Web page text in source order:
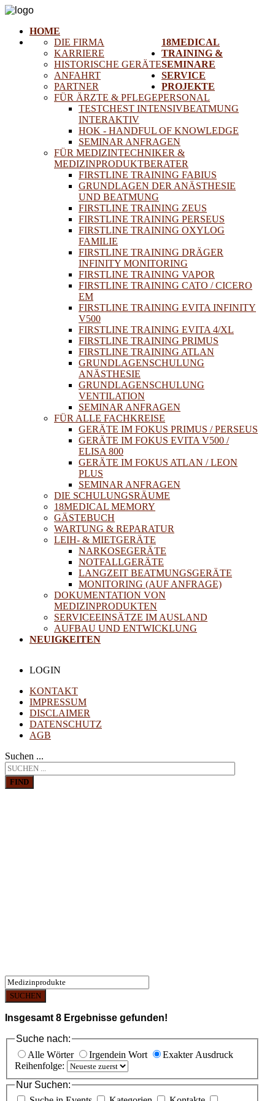
HOME
18MEDICAL
DIE FIRMA
KARRIERE
HISTORISCHE GERÄTE
ANFAHRT
PARTNER
TRAINING &
SEMINARE
FÜR ÄRZTE & PFLEGEPERSONAL
TESTCHEST INTENSIVBEATMUNG
INTERAKTIV
HOK - HANDFUL OF KNOWLEDGE
SEMINAR ANFRAGEN
FÜR MEDIZINTECHNIKER &
MEDIZINPRODUKTBERATER
FIRSTLINE TRAINING FABIUS
GRUNDLAGEN DER ANÄSTHESIE
UND BEATMUNG
FIRSTLINE TRAINING ZEUS
FIRSTLINE TRAINING PERSEUS
FIRSTLINE TRAINING OXYLOG
FAMILIE
FIRSTLINE TRAINING DRÄGER
INFINITY MONITORING
FIRSTLINE TRAINING VAPOR
FIRSTLINE TRAINING CATO / CICERO
EM
FIRSTLINE TRAINING EVITA INFINITY
V500
FIRSTLINE TRAINING EVITA 4/XL
FIRSTLINE TRAINING PRIMUS
FIRSTLINE TRAINING ATLAN
GRUNDLAGENSCHULUNG
ANÄSTHESIE
GRUNDLAGENSCHULUNG
VENTILATION
SEMINAR ANFRAGEN
FÜR ALLE FACHKREISE
GERÄTE IM FOKUS PRIMUS / PERSEUS
GERÄTE IM FOKUS EVITA V500 /
ELISA 800
GERÄTE IM FOKUS ATLAN / LEON
PLUS
SEMINAR ANFRAGEN
DIE SCHULUNGSRÄUME
18MEDICAL MEMORY
GÄSTEBUCH
SERVICE
WARTUNG & REPARATUR
LEIH- & MIETGERÄTE
NARKOSEGERÄTE
NOTFALLGERÄTE
LANGZEIT BEATMUNGSGERÄTE
MONITORING (AUF ANFRAGE)
DOKUMENTATION VON
MEDIZINPRODUKTEN
PROJEKTE
SERVICEEINSÄTZE IM AUSLAND
AUFBAU UND ENTWICKLUNG
NEUIGKEITEN
LOGIN
KONTAKT
IMPRESSUM
DISCLAIMER
DATENSCHUTZ
AGB
Suchen ...
FIND
SUCHEN
Insgesamt 8 Ergebnisse gefunden!
Suche nach:
Alle Wörter
Irgendein Wort
Exakter Ausdruck
Reihenfolge:
Nur Suchen: